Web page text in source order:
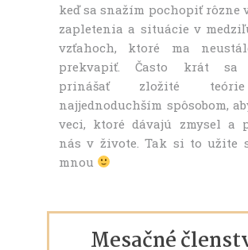
keď sa snažím pochopiť rôzne
zapletenia a situácie v
vzťahoch, ktoré ma
prekvapiť. Často krát sa
prinášať zložité
najjednoduchším spôsobom,
veci, ktoré dávajú zmysel a
nás v živote. Tak si to užite
mnou
Mesačné